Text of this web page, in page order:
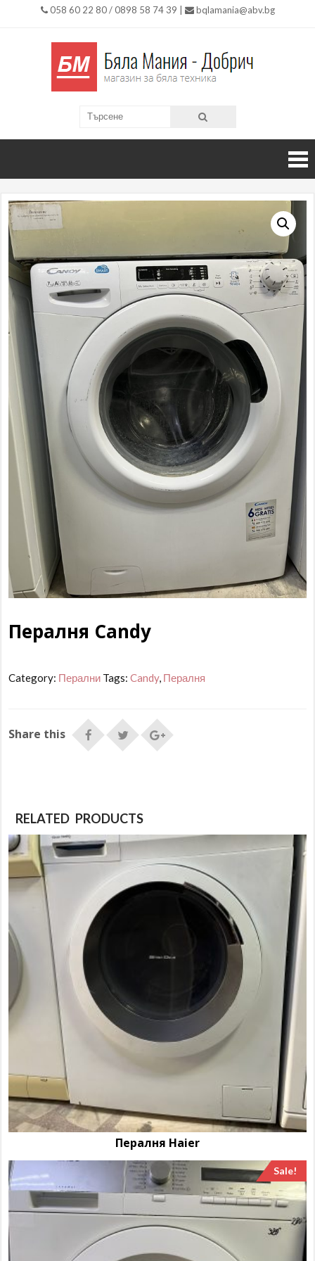
058 60 22 80 / 0898 58 74 39 | bqlamania@abv.bg
Пералня Candy
Category: Перални Tags:Candy, Пералня
Share this
RELATED PRODUCTS
Пералня Haier
Sale!